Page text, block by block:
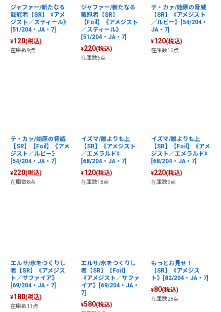
ジャファー/新たなる
戴冠者【SR】《アメ
ジスト／スティール》
[51/204・JA・7]
¥120(税込)
在庫数9点
ジャファー/新たなる
戴冠者【SR】
【Foil】《アメジスト
／スティール》
[51/204・JA・7]
¥220(税込)
在庫数6点
テ・カァ/始原の脅威
【SR】《アメジスト
／ルビー》[54/204・
JA・7]
¥120(税込)
在庫数16点
テ・カァ/始原の脅威
【SR】【Foil】《アメ
ジスト／ルビー》
[54/204・JA・7]
¥220(税込)
在庫数8点
イズマ/誰よりも上
【SR】《アメジスト
／エメラルド》
[68/204・JA・7]
¥120(税込)
在庫数18点
イズマ/誰よりも上
【SR】【Foil】《アメ
ジスト／エメラルド》
[68/204・JA・7]
¥220(税込)
在庫数9点
エルサ/氷をつくりし
者【SR】《アメジス
ト／サファイア》
[69/204・JA・7]
¥180(税込)
在庫数11点
エルサ/氷をつくりし
者【SR】【Foil】
《アメジスト／サファ
イア》[69/204・JA・
7]
¥580(税込)
もっとお見せ！
【SR】《アメジス
ト》[82/204・JA・7]
¥80(税込)
在庫数28点